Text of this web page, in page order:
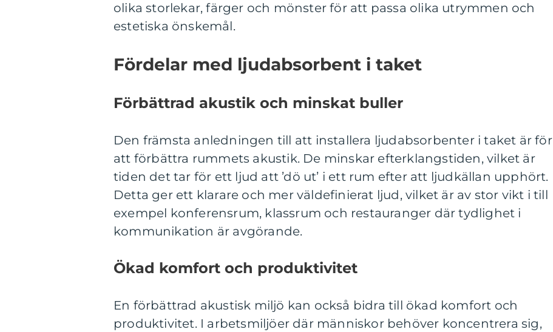
olika storlekar, färger och mönster för att passa olika utrymmen och
estetiska önskemål.
Fördelar med ljudabsorbent i taket
Förbättrad akustik och minskat buller
Den främsta anledningen till att installera ljudabsorbenter i taket är för
att förbättra rummets akustik. De minskar efterklangstiden, vilket är
tiden det tar för ett ljud att ’dö ut’ i ett rum efter att ljudkällan upphört.
Detta ger ett klarare och mer väldefinierat ljud, vilket är av stor vikt i till
exempel konferensrum, klassrum och restauranger där tydlighet i
kommunikation är avgörande.
Ökad komfort och produktivitet
En förbättrad akustisk miljö kan också bidra till ökad komfort och
produktivitet. I arbetsmiljöer där människor behöver koncentrera sig,